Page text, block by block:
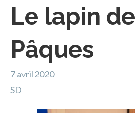
Le lapin de
Pâques
7 avril 2020
SD